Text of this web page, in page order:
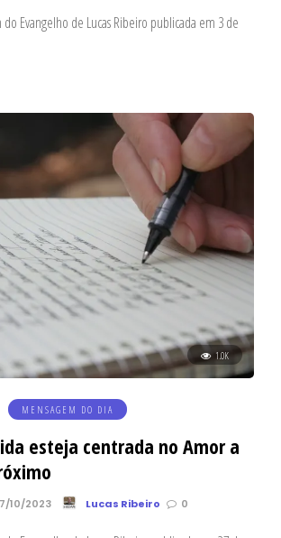
Evangelho de Lucas Ribeiro publicada em 3 de
1.0K
MENSAGEM DO DIA
esteja centrada no Amor a
10/2023 Lucas Ribeiro 0